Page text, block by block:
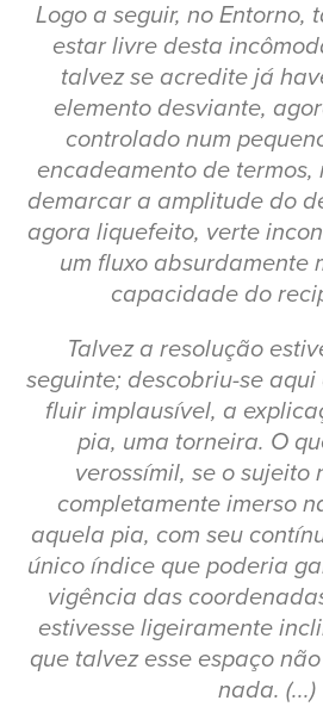
Logo a seguir, no Entorno,
estar livre desta
talvez se acredite já
elemento desviante,
controlado num
encadeamento de termos,
demarcar a amplitude do
agora liquefeito, verte
um fluxo absurdamente
capacidade do
Talvez a resolução
seguinte; descobriu-se
fluir implausível, a
pia, uma torneira. O
verossímil, se o sujeito
completamente imerso
aquela pia, com seu
único índice que poderia
vigência das
estivesse ligeiramente
que talvez esse espaço
nada. (...)